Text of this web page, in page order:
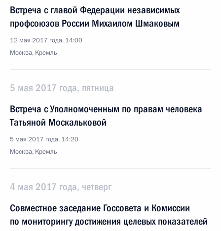
Встреча с главой Федерации независимых
профсоюзов России Михаилом Шмаковым
12 мая 2017 года, 14:00
Москва, Кремль
5 мая 2017 года, пятница
Встреча с Уполномоченным по правам человека
Татьяной Москальковой
5 мая 2017 года, 14:20
Москва, Кремль
4 мая 2017 года, четверг
Совместное заседание Госсовета и Комиссии
по мониторингу достижения целевых показателей